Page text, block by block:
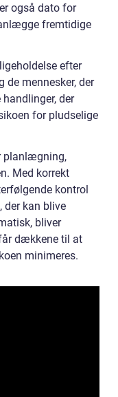
også dato for
fremtidige
efter
mennesker, der
der
for pludselige
planlægning,
Med korrekt
kontrol
der kan blive
bliver
dækkene til at
minimeres.